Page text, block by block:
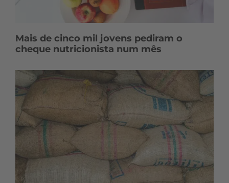
Mais de cinco mil jovens pediram o
cheque nutricionista num mês